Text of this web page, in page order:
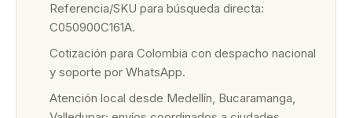
Referencia/SKU para búsqueda directa:
C050900C161A.
Cotización para Colombia con despacho nacional
y soporte por WhatsApp.
Atención local desde Medellín, Bucaramanga,